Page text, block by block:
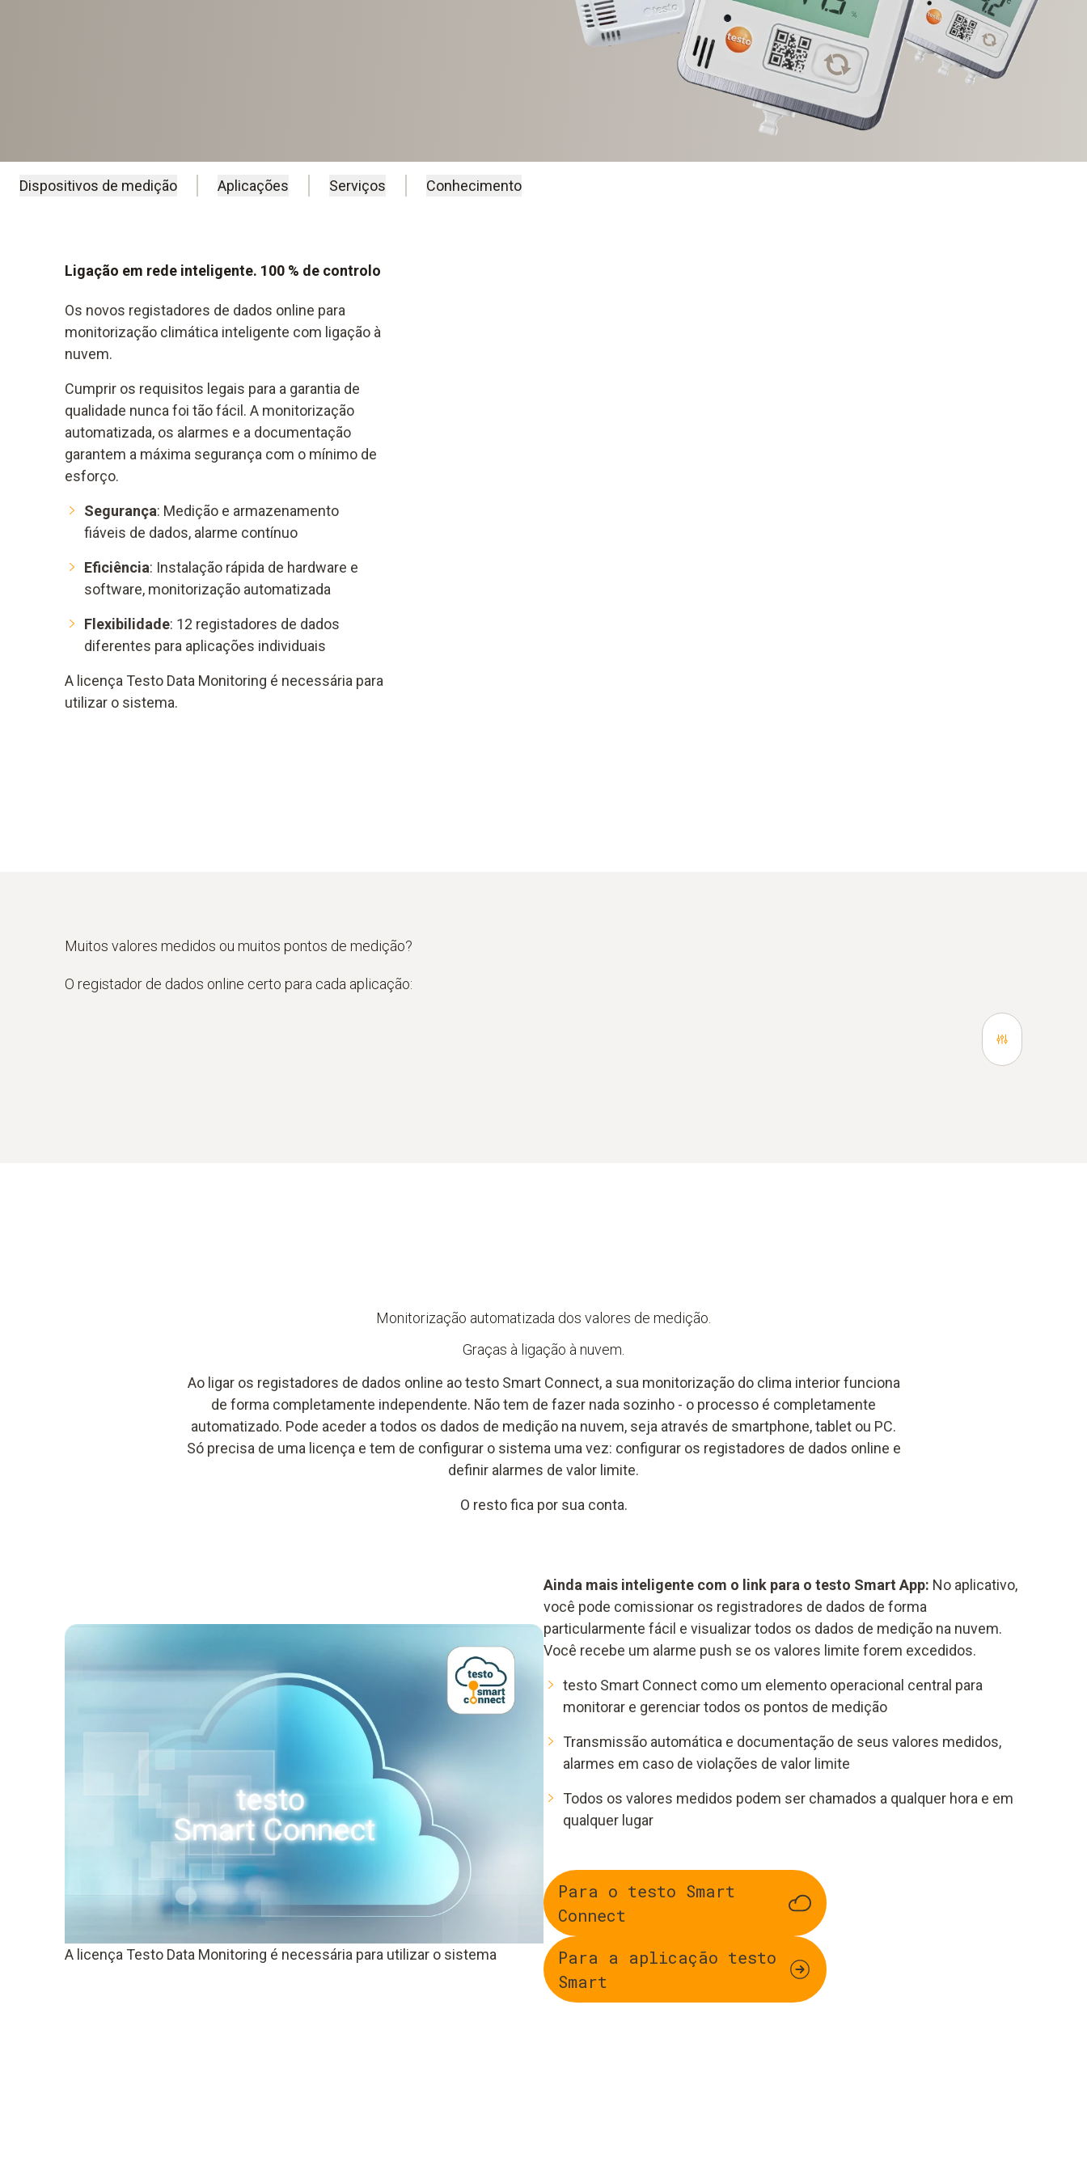
Dispositivos de medição Aplicações Serviços Conhecimento
Ligação em rede inteligente. 100 % de controlo
Os novos registadores de dados online para
monitorização climática inteligente com ligação à
nuvem.
Cumprir os requisitos legais para a garantia de
qualidade nunca foi tão fácil. A monitorização
automatizada, os alarmes e a documentação
garantem a máxima segurança com o mínimo de
esforço.
Segurança: Medição e armazenamento
fiáveis de dados, alarme contínuo
Eficiência: Instalação rápida de hardware e
software, monitorização automatizada
Flexibilidade: 12 registadores de dados
diferentes para aplicações individuais
A licença Testo Data Monitoring é necessária para
utilizar o sistema.
Muitos valores medidos ou muitos pontos de medição?
O registador de dados online certo para cada aplicação:
Monitorização automatizada dos valores de medição.
Graças à ligação à nuvem.
Ao ligar os registadores de dados online ao testo Smart Connect, a sua monitorização do clima interior funciona
de forma completamente independente. Não tem de fazer nada sozinho - o processo é completamente
automatizado. Pode aceder a todos os dados de medição na nuvem, seja através de smartphone, tablet ou PC.
Só precisa de uma licença e tem de configurar o sistema uma vez: configurar os registadores de dados online e
definir alarmes de valor limite.
O resto fica por sua conta.
Ainda mais inteligente com o link para o testo Smart App: No aplicativo,
você pode comissionar os registradores de dados de forma
particularmente fácil e visualizar todos os dados de medição na nuvem.
Você recebe um alarme push se os valores limite forem excedidos.
testo Smart Connect como um elemento operacional central para
monitorar e gerenciar todos os pontos de medição
Transmissão automática e documentação de seus valores medidos,
alarmes em caso de violações de valor limite
Todos os valores medidos podem ser chamados a qualquer hora e em
qualquer lugar
Para o testo Smart
Connect
Para a aplicação testo
Smart
A licença Testo Data Monitoring é necessária para utilizar o sistema